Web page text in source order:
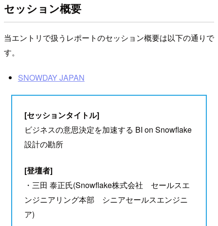
セッション概要
当エントリで扱うレポートのセッション概要は以下の通りで
す。
SNOWDAY JAPAN
[セッションタイトル]
ビジネスの意思決定を加速する BI on Snowflake
設計の勘所
[登壇者]
・三田 泰正氏(Snowflake株式会社 セールスエ
ンジニアリング本部 シニアセールスエンジニ
ア)